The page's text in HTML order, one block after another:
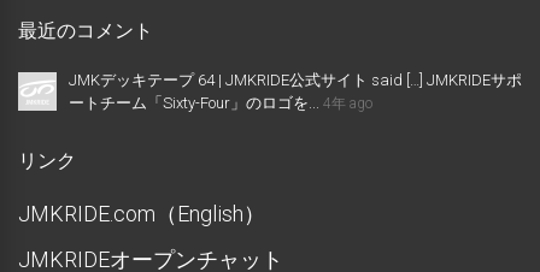
最近のコメント
JMKデッキテープ 64 | JMKRIDE公式サイト said […] JMKRIDEサポ
ートチーム「Sixty-Four」のロゴを...
4年 ago
リンク
JMKRIDE.com（English）
JMKRIDEオープンチャット